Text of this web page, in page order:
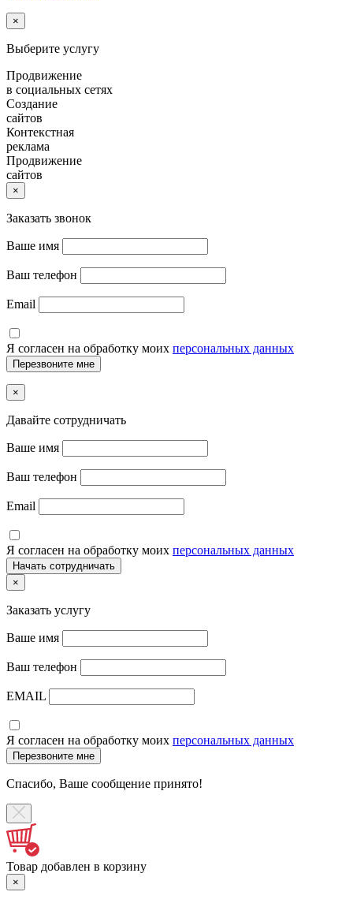
×
Выберите услугу
Продвижение
в социальных сетях
Создание
сайтов
Контекстная
реклама
Продвижение
сайтов
×
Заказать звонок
Ваше имя
Ваш телефон
Email
Я согласен на обработку моих персональных данных
×
Давайте сотрудничать
Ваше имя
Ваш телефон
Email
Я согласен на обработку моих персональных данных
×
Заказать услугу
Ваше имя
Ваш телефон
EMAIL
Я согласен на обработку моих персональных данных
Спасибо, Ваше сообщение принято!
Товар добавлен в корзину
×